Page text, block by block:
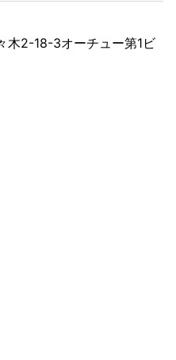
木2-18-3オーチュー第1ビ